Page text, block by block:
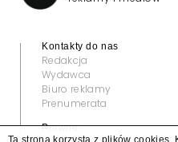
Kontakty do nas
Redakcja
Wydawca
Biuro reklamy
Prenumerata
Prawne:
Ta strona korzysta z plików cookies.